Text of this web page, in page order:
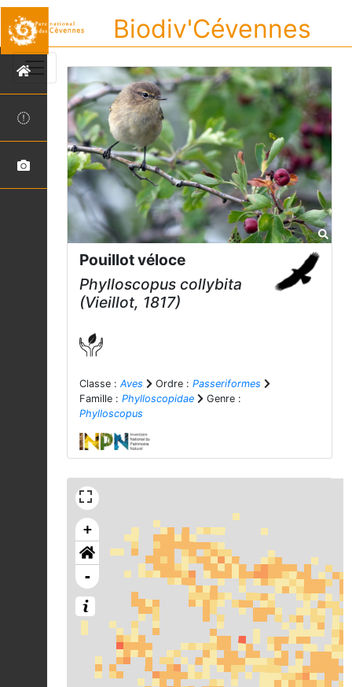
Biodiv'Cévennes
Pouillot véloce
Phylloscopus collybita
(Vieillot, 1817)
Classe : Aves Ordre : Passeriformes
Famille : Phylloscopidae
Genre :
Phylloscopus
+
-